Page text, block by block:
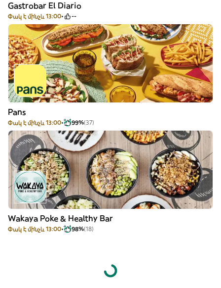
Gastrobar El Diario
Փակ է մինչև 13:00 --
Pans
Փակ է մինչև 13:00 99%(37)
Wakaya Poke & Healthy Bar
Փակ է մինչև 13:00 98%(18)